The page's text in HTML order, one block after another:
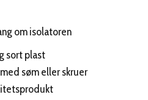
om isolatoren
sort plast
søm eller skruer